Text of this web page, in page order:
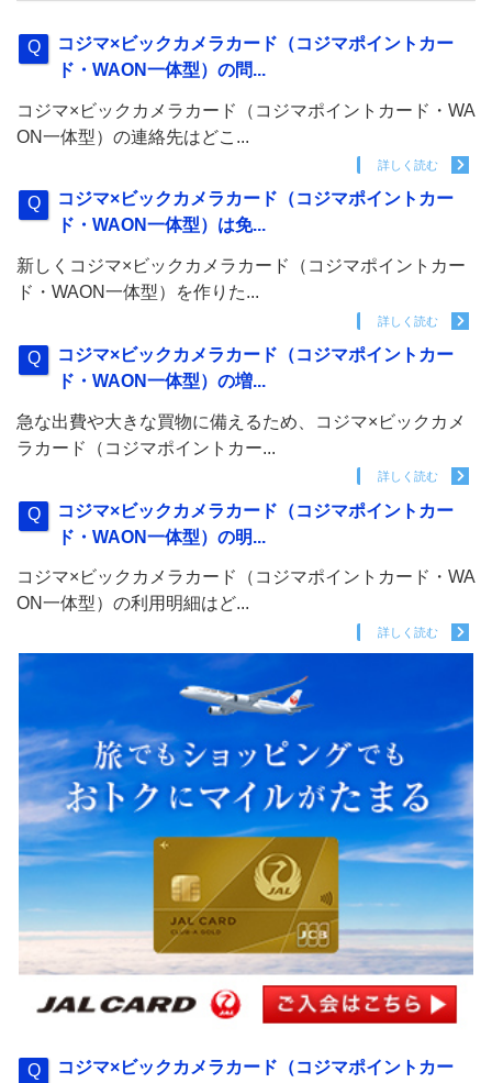
コジマ×ビックカメラカード（コジマポイントカー
ド・WAON一体型）の問...
コジマ×ビックカメラカード（コジマポイントカード・WA
ON一体型）の連絡先はどこ...
詳しく読む
コジマ×ビックカメラカード（コジマポイントカー
ド・WAON一体型）は免...
新しくコジマ×ビックカメラカード（コジマポイントカー
ド・WAON一体型）を作りた...
詳しく読む
コジマ×ビックカメラカード（コジマポイントカー
ド・WAON一体型）の増...
急な出費や大きな買物に備えるため、コジマ×ビックカメ
ラカード（コジマポイントカー...
詳しく読む
コジマ×ビックカメラカード（コジマポイントカー
ド・WAON一体型）の明...
コジマ×ビックカメラカード（コジマポイントカード・WA
ON一体型）の利用明細はど...
詳しく読む
コジマ×ビックカメラカード（コジマポイントカー